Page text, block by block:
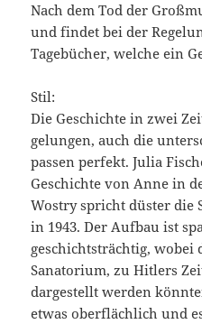
Nach dem Tod der
und findet bei der
Tagebücher, welche ein
Stil:
Die Geschichte in zwei
gelungen, auch die
passen perfekt. Julia
Geschichte von Anne in
Wostry spricht düster die
in 1943. Der Aufbau ist
geschichtsträchtig, wobei
Sanatorium, zu Hitlers
dargestellt werden
etwas oberflächlich und